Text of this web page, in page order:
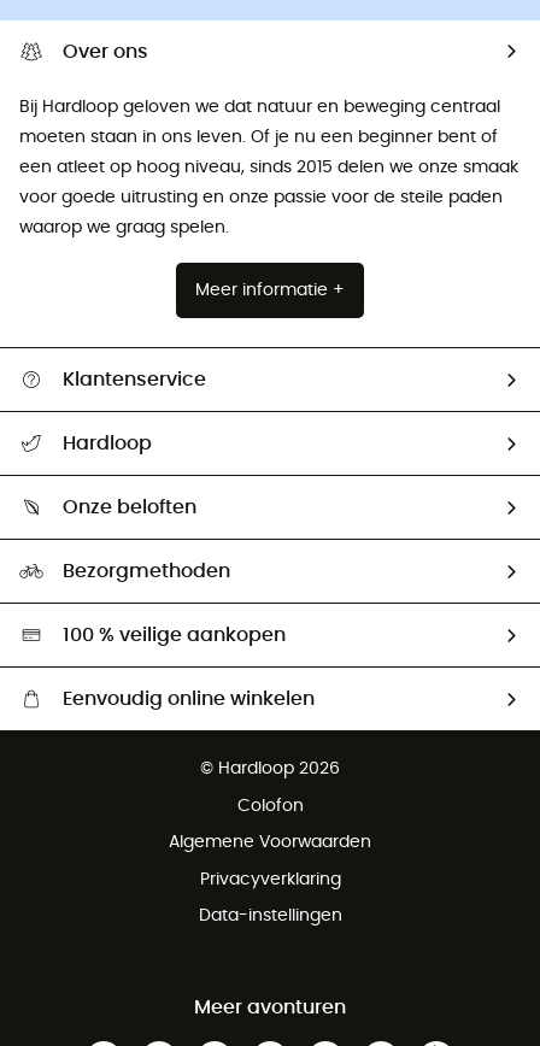
Over ons
Bij Hardloop geloven we dat natuur en beweging centraal
moeten staan ​​in ons leven. Of je nu een beginner bent of
een atleet op hoog niveau, sinds 2015 delen we onze smaak
voor goede uitrusting en onze passie voor de steile paden
waarop we graag spelen.
Meer informatie +
Klantenservice
Retourzendingen & Terugbetalingen
Hardloop
Ambassadeurs
Onze beloften
Hardgreen
Bezorgmethoden
100 % veilige aankopen
Eenvoudig online winkelen
Gratis retourneren binnen 100 dagen
© Hardloop 2026
Colofon
Algemene Voorwaarden
Privacyverklaring
Data-instellingen
Meer avonturen